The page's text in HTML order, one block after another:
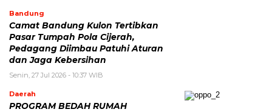
Bandung
Camat Bandung Kulon Tertibkan
Pasar Tumpah Pola Cijerah,
Pedagang Diimbau Patuhi Aturan
dan Jaga Kebersihan
Senin, 27 Jul 2026 - 10:37 WIB
Daerah
PROGRAM BEDAH RUMAH